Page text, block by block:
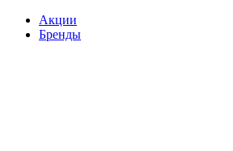
Акции
Бренды